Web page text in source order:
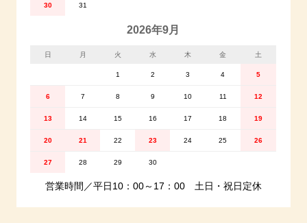
30 31
2026年9月
日 月 火 水 木 金 土
1 2 3 4 5
6 7 8 9 10 11 12
13 14 15 16 17 18 19
20 21 22 23 24 25 26
27 28 29 30
営業時間／平日10：00～17：00 土日・祝日定休